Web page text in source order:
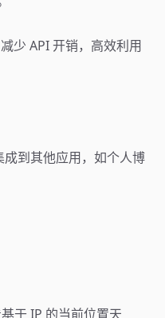
少 API 开销，高效利用
成到其他应用，如个人博
于 IP 的当前位置天